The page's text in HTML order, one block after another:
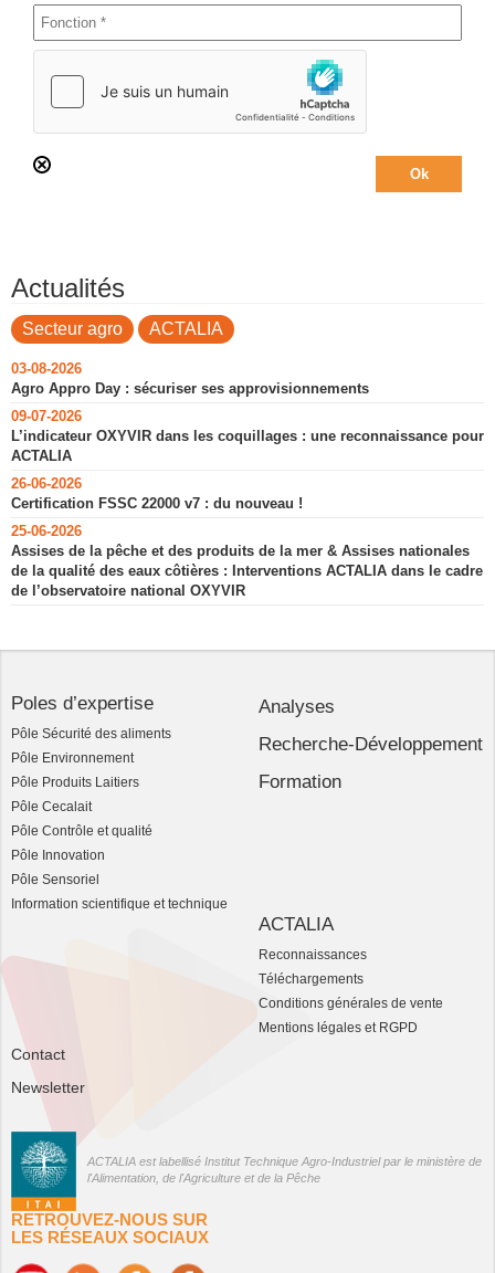
Actualités
Secteur agro ACTALIA
03-08-2026
Agro Appro Day : sécuriser ses approvisionnements
09-07-2026
L’indicateur OXYVIR dans les coquillages : une reconnaissance pour
ACTALIA
26-06-2026
Certification FSSC 22000 v7 : du nouveau !
25-06-2026
Assises de la pêche et des produits de la mer & Assises nationales
de la qualité des eaux côtières : Interventions ACTALIA dans le cadre
de l’observatoire national OXYVIR
Poles d’expertise
Pôle Sécurité des aliments
Pôle Environnement
Pôle Produits Laitiers
Pôle Cecalait
Pôle Contrôle et qualité
Pôle Innovation
Pôle Sensoriel
Information scientifique et technique
Analyses
Recherche-Développement
Formation
ACTALIA
Reconnaissances
Téléchargements
Conditions générales de vente
Mentions légales et RGPD
Contact
Newsletter
ACTALIA est labellisé Institut Technique Agro-Industriel par le ministère de
l'Alimentation, de l'Agriculture et de la Pêche
RETROUVEZ-NOUS SUR
LES RÉSEAUX SOCIAUX